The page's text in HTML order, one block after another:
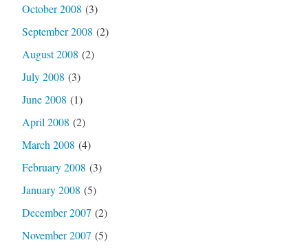
October 2008 (3)
September 2008 (2)
August 2008 (2)
July 2008 (3)
June 2008 (1)
April 2008 (2)
March 2008 (4)
February 2008 (3)
January 2008 (5)
December 2007 (2)
November 2007 (5)